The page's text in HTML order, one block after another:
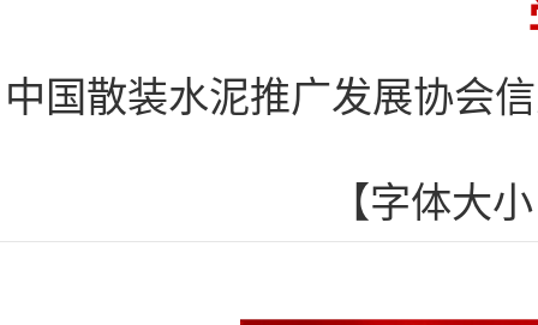
中国散装水泥推广发展协会
【字体大